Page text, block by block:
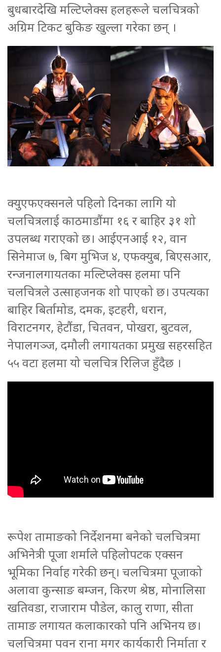
बुधबारदेखि मल्टिप्लेक्स हलहरूले चलचित्रको
अग्रिम टिकट बुकिङ खुल्ला गरेका छन् ।
क्युएफएक्सनले पहिलो दिनका लागि यो
चलचित्रलाई काठमाडौंमा १६ र बाहिर ३१ शो
उपलब्ध गराएको छ। आईएनआई १२, वान
सिनेमाज ७, बिग मुभिज ४, एफक्युब, बिएसआर,
रन्जनालगायतका मल्टिप्लेक्स हलमा पनि
चलचित्रले उत्साहजनक शो पाएको छ। उपत्यका
बाहिर बिर्तामोड, दमक, इटहरी, धरान,
विराटनगर, हेटौंडा, चितवन, पोखरा, बुटवल,
नेपालगञ्ज, दमौली लगायतका प्रमुख सहरसहित
५५ वटा हलमा यो चलचित्र रिलिज हुँदैछ ।
रूपेश तामाङको निर्देशनमा बनेको चलचित्रमा
अभिनेत्री पूजा शर्माले पहिलोपटक एक्सन
भूमिका निर्वाह गरेकी छन्। चलचित्रमा पूजाको
अलावा कुन्साङ बम्जन, किरण श्रेष्ठ, मोनालिसा
खतिवडा, राजाराम पौडेल, कालु राणा, सीता
तामाङ लगायत कलाकारको पनि अभिनय छ।
चलचित्रमा पवन राना मगर कार्यकारी निर्माता र